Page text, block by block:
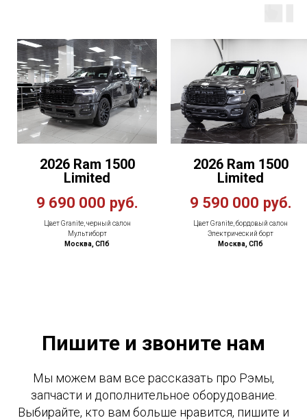
2026 Ram 1500
Limited
9 690 000 руб.
Цвет Granite, черный салон
Мультиборт
Москва, СПб
2026 Ram 1500
Limited
9 590 000 руб.
Цвет Granite, бордовый салон
Электрический борт
Москва, СПб
Пишите и звоните нам
Мы можем вам все рассказать про Рэмы,
запчасти и дополнительное оборудование.
Выбирайте, кто вам больше нравится, пишите и